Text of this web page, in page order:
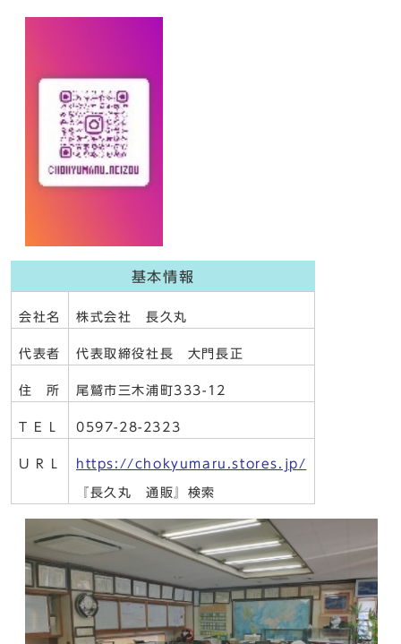
基本情報
会社名 株式会社 長久丸
代表者 代表取締役社長 大門長正
住 所 尾鷲市三木浦町333-12
T E L 0597-28-2323
U R L https://chokyumaru.stores.jp/
『長久丸 通販』検索